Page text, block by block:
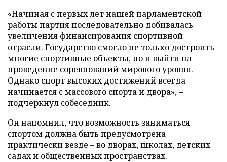
«Начиная с первых лет нашей парламентской
работы партия последовательно добивалась
увеличения финансирования спортивной
отрасли. Государство смогло не только достроить
многие спортивные объекты, но и выйти на
проведение соревнований мирового уровня.
Однако спорт высоких достижений всегда
начинается с массового спорта и двора», –
подчеркнул собеседник.
Он напомнил, что возможность заниматься
спортом должна быть предусмотрена
практически везде – во дворах, школах, детских
садах и общественных пространствах.